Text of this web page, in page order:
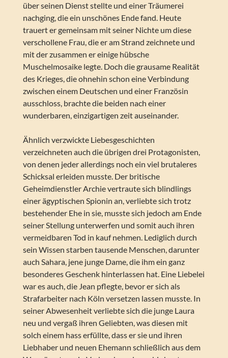
über seinen Dienst stellte und einer Träumerei
nachging, die ein unschönes Ende fand. Heute
trauert er gemeinsam mit seiner Nichte um diese
verschollene Frau, die er am Strand zeichnete und
mit der zusammen er einige hübsche
Muschelmosaike legte. Doch die grausame Realität
des Krieges, die ohnehin schon eine Verbindung
zwischen einem Deutschen und einer Französin
ausschloss, brachte die beiden nach einer
wunderbaren, einzigartigen zeit auseinander.
Ähnlich verzwickte Liebesgeschichten
verzeichneten auch die übrigen drei Protagonisten,
von denen jeder allerdings noch ein viel brutaleres
Schicksal erleiden musste. Der britische
Geheimdienstler Archie vertraute sich blindlings
einer ägyptischen Spionin an, verliebte sich trotz
bestehender Ehe in sie, musste sich jedoch am Ende
seiner Stellung unterwerfen und somit auch ihren
vermeidbaren Tod in kauf nehmen. Lediglich durch
sein Wissen starben tausende Menschen, darunter
auch Sahara, jene junge Dame, die ihm ein ganz
besonderes Geschenk hinterlassen hat. Eine Liebelei
war es auch, die Jean pflegte, bevor er sich als
Strafarbeiter nach Köln versetzen lassen musste. In
seiner Abwesenheit verliebte sich die junge Laura
neu und vergaß ihren Geliebten, was diesen mit
solch einem hass erfüllte, dass er sie und ihren
Liebhaber und neuen Ehemann schließlich aus dem